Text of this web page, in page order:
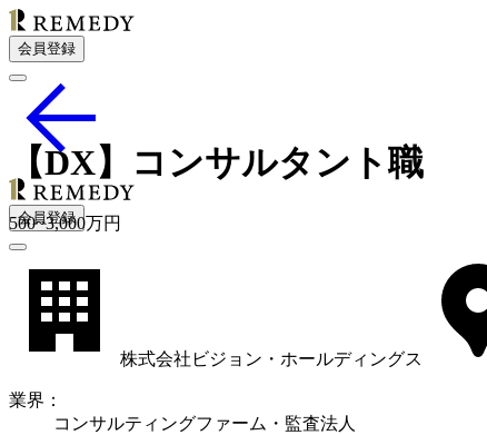
会員登録
会員登録
【DX】コンサルタント職
500~3,000万円
株式会社ビジョン・ホールディングス
業界 ：
コンサルティングファーム・監査法人